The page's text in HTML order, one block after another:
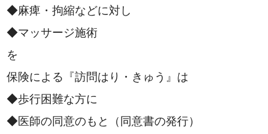
◆麻痺・拘縮などに対し
◆マッサージ施術
を
保険による『訪問はり・きゅう』は
◆歩行困難な方に
◆医師の同意のもと（同意書の発行）